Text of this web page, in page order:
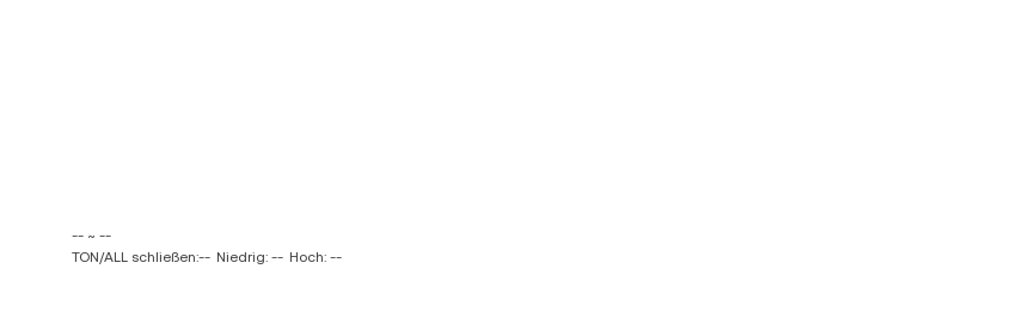
-- ~ --
TON/ALL schließen:-- Niedrig: -- Hoch: --